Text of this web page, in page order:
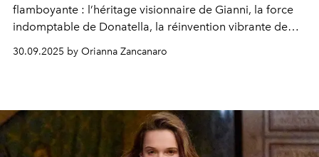
flamboyante : l’héritage visionnaire de Gianni, la force
indomptable de Donatella, la réinvention vibrante de
30.09.2025 by Orianna Zancanaro